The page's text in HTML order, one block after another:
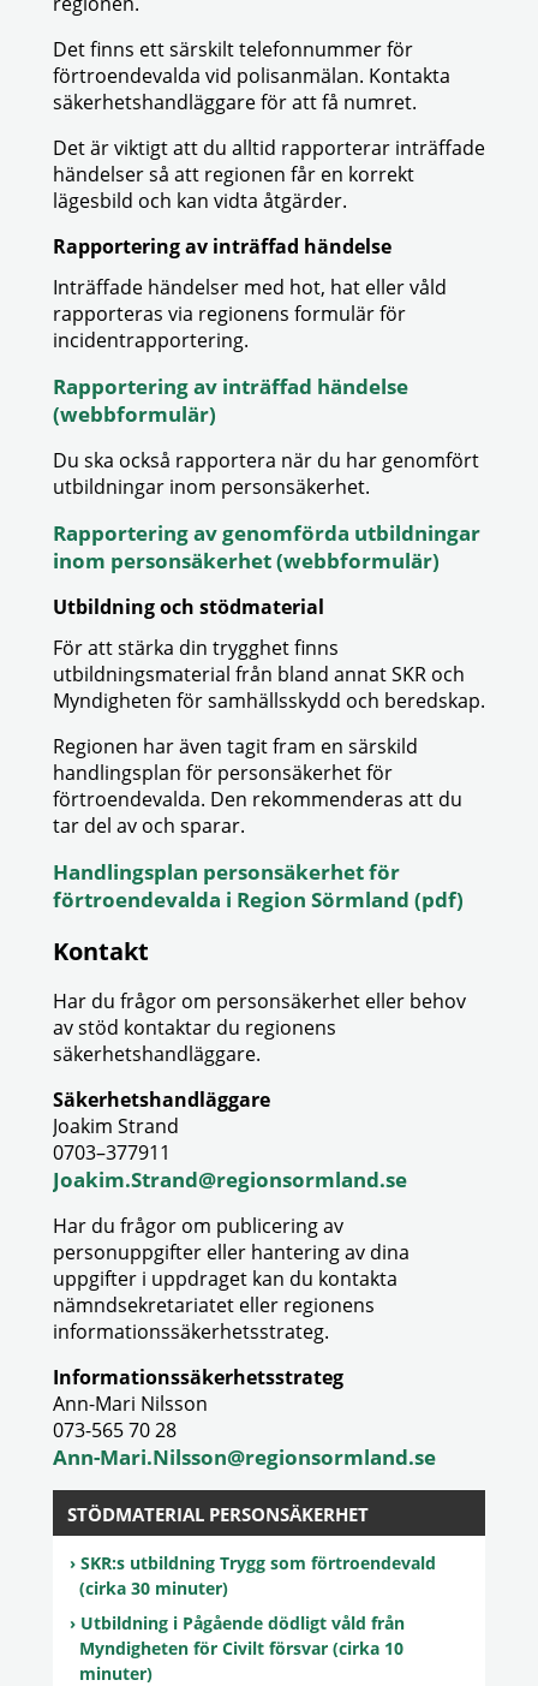
Det finns ett särskilt telefonnummer för
förtroendevalda vid polisanmälan. Kontakta
säkerhetshandläggare för att få numret.
Det är viktigt att du alltid rapporterar inträffade
händelser så att regionen får en korrekt
lägesbild och kan vidta åtgärder.
Rapportering av inträffad händelse
Inträffade händelser med hot, hat eller våld
rapporteras via regionens formulär för
incidentrapportering.
Rapportering av inträffad händelse
(webbformulär)
Du ska också rapportera när du har genomfört
utbildningar inom personsäkerhet.
Rapportering av genomförda utbildningar
inom personsäkerhet (webbformulär)
Utbildning och stödmaterial
För att stärka din trygghet finns
utbildningsmaterial från bland annat SKR och
Myndigheten för samhällsskydd och beredskap.
Regionen har även tagit fram en särskild
handlingsplan för personsäkerhet för
förtroendevalda. Den rekommenderas att du
tar del av och sparar.
Handlingsplan personsäkerhet för
förtroendevalda i Region Sörmland (pdf)
Kontakt
Har du frågor om personsäkerhet eller behov
av stöd kontaktar du regionens
säkerhetshandläggare.
Säkerhetshandläggare
Joakim Strand
0703–377911
Joakim.Strand@regionsormland.se
Har du frågor om publicering av
personuppgifter eller hantering av dina
uppgifter i uppdraget kan du kontakta
nämndsekretariatet eller regionens
informationssäkerhetsstrateg.
Informationssäkerhetsstrateg
Ann-Mari Nilsson
073-565 70 28
Ann-Mari.Nilsson@regionsormland.se
STÖDMATERIAL PERSONSÄKERHET
SKR:s utbildning Trygg som förtroendevald
(cirka 30 minuter)
Utbildning i Pågående dödligt våld från
Myndigheten för Civilt försvar (cirka 10
minuter)